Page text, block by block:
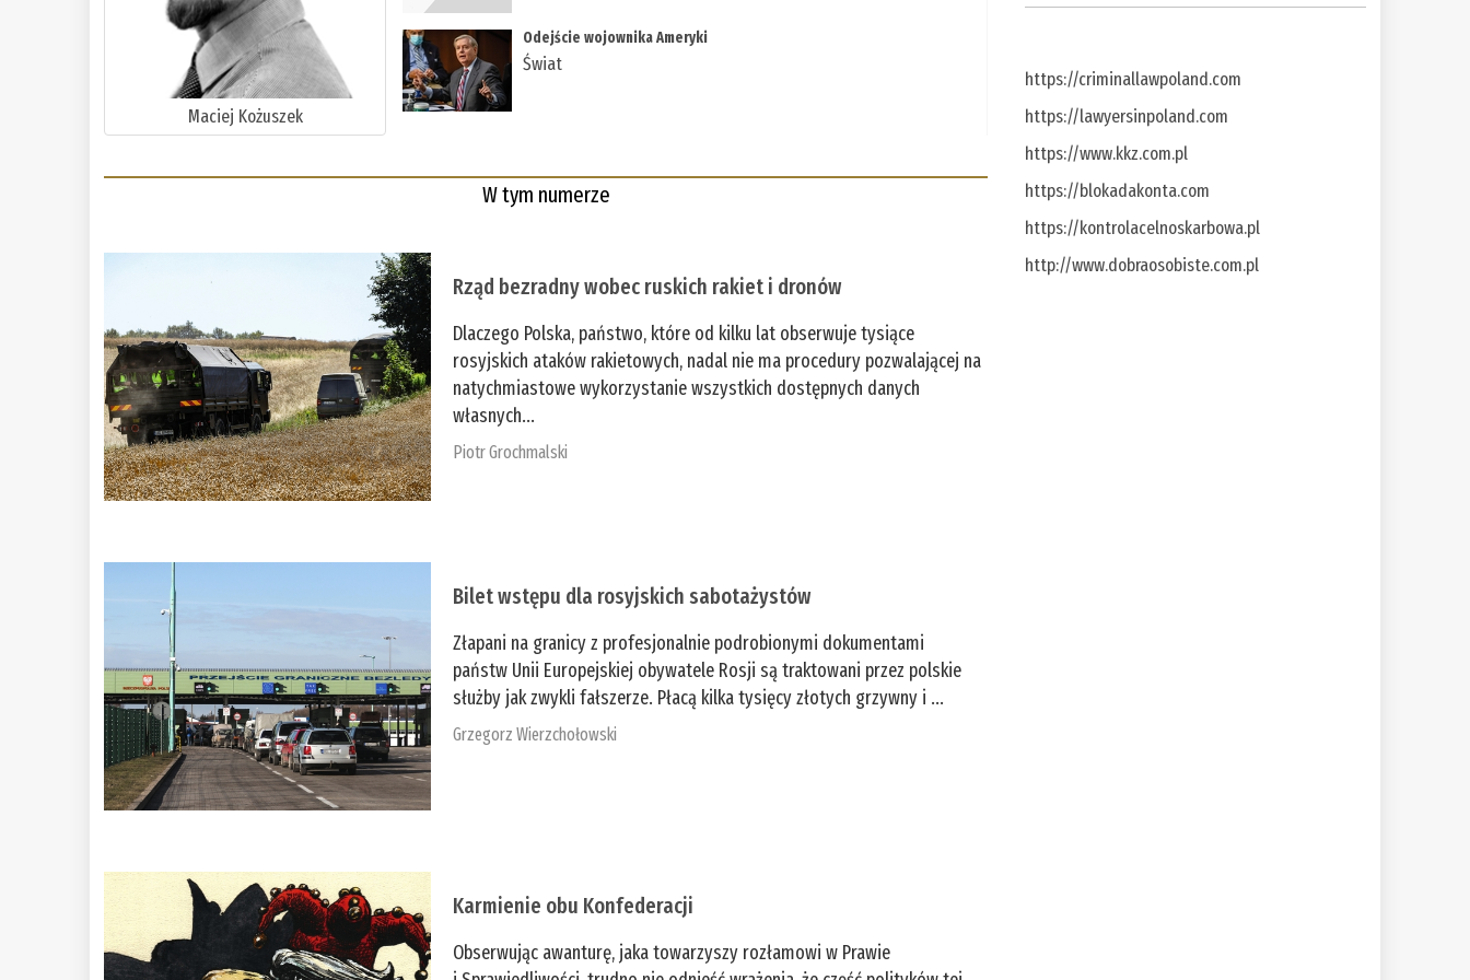
Maciej Kożuszek
Odejście wojownika Ameryki
Świat
W tym numerze
Rząd bezradny wobec ruskich rakiet i dronów
Dlaczego Polska, państwo, które od kilku lat obserwuje tysiące
rosyjskich ataków rakietowych, nadal nie ma procedury pozwalającej na
natychmiastowe wykorzystanie wszystkich dostępnych danych
własnych...
Piotr Grochmalski
Bilet wstępu dla rosyjskich sabotażystów
Złapani na granicy z profesjonalnie podrobionymi dokumentami
państw Unii Europejskiej obywatele Rosji są traktowani przez polskie
służby jak zwykli fałszerze. Płacą kilka tysięcy złotych grzywny i ...
Grzegorz Wierzchołowski
Karmienie obu Konfederacji
Obserwując awanturę, jaka towarzyszy rozłamowi w Prawie
https://criminallawpoland.com
https://lawyersinpoland.com
https://www.kkz.com.pl
https://blokadakonta.com
https://kontrolacelnoskarbowa.pl
http://www.dobraosobiste.com.pl